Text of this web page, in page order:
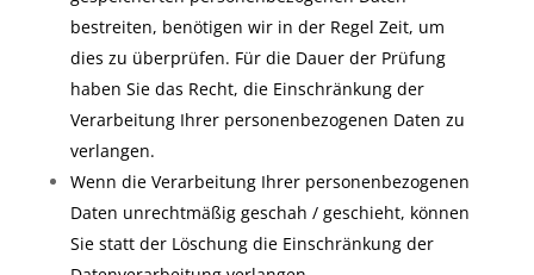
bestreiten, benötigen wir in der Regel Zeit, um
dies zu überprüfen. Für die Dauer der Prüfung
haben Sie das Recht, die Einschränkung der
Verarbeitung Ihrer personenbezogenen Daten zu
verlangen.
Wenn die Verarbeitung Ihrer personenbezogenen
Daten unrechtmäßig geschah / geschieht, können
Sie statt der Löschung die Einschränkung der